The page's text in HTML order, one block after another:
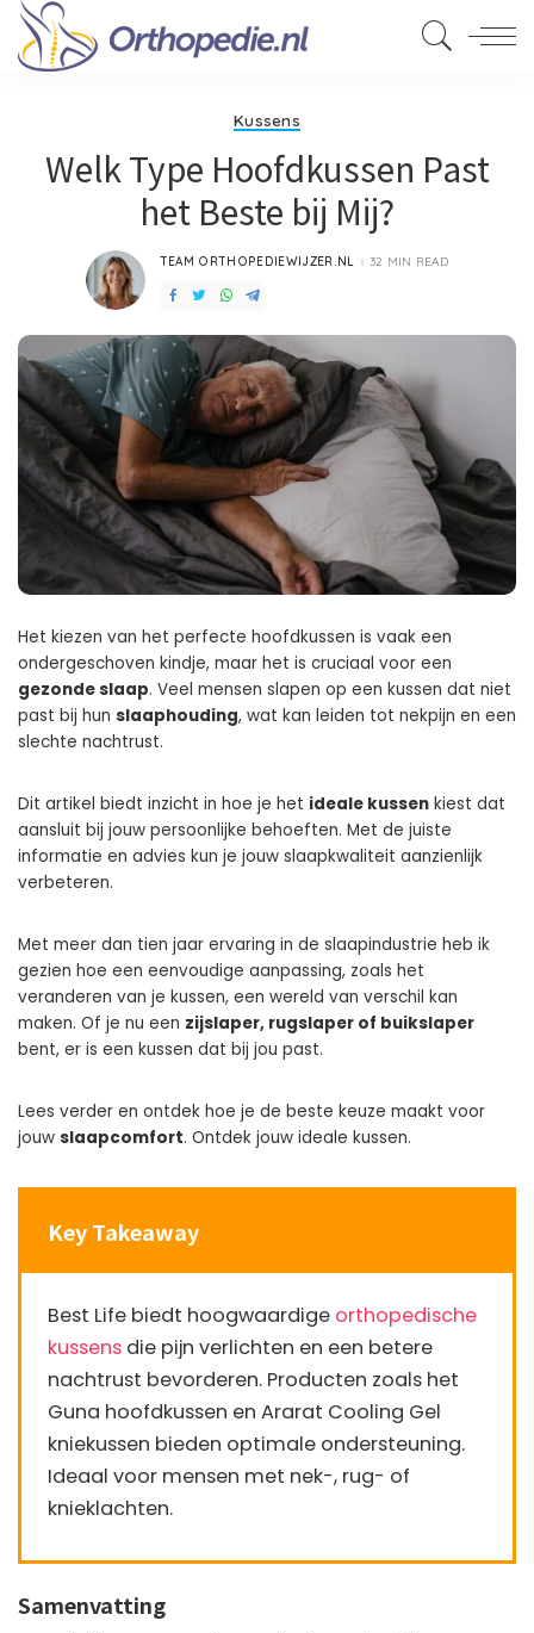
Kussens
Welk Type Hoofdkussen Past
het Beste bij Mij?
POSTED
TEAM ORTHOPEDIEWIJZER.NL 32 MIN READ
Het kiezen van het perfecte hoofdkussen is vaak een
ondergeschoven kindje, maar het is cruciaal voor een
gezonde slaap. Veel mensen slapen op een kussen dat niet
past bij hun slaaphouding, wat kan leiden tot nekpijn en een
slechte nachtrust.
Dit artikel biedt inzicht in hoe je het ideale kussen kiest dat
aansluit bij jouw persoonlijke behoeften. Met de juiste
informatie en advies kun je jouw slaapkwaliteit aanzienlijk
verbeteren.
Met meer dan tien jaar ervaring in de slaapindustrie heb ik
gezien hoe een eenvoudige aanpassing, zoals het
veranderen van je kussen, een wereld van verschil kan
maken. Of je nu een zijslaper, rugslaper of buikslaper
bent, er is een kussen dat bij jou past.
Lees verder en ontdek hoe je de beste keuze maakt voor
jouw slaapcomfort. Ontdek jouw ideale kussen.
Key Takeaway
Best Life biedt hoogwaardige orthopedische
kussens die pijn verlichten en een betere
nachtrust bevorderen. Producten zoals het
Guna hoofdkussen en Ararat Cooling Gel
kniekussen bieden optimale ondersteuning.
Ideaal voor mensen met nek-, rug- of
knieklachten.
Samenvatting